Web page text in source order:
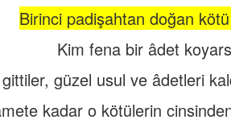
Birinci padişahtan doğan
Kim fena bir âdet
güzel usul ve âdetleri
kadar o kötülerin